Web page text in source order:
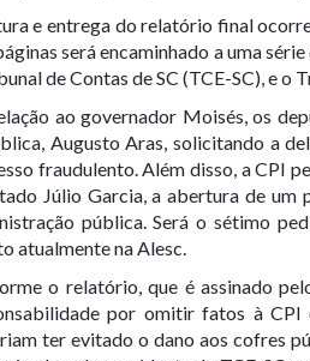
e entrega do relatório final
será encaminhado a uma
de Contas de SC (TCE-SC), e o
ao governador Moisés, os
Augusto Aras, solicitando a
fraudulento. Além disso, a CPI
Júlio Garcia, a abertura de um
pública. Será o sétimo
atualmente na Alesc.
o relatório, que é assinado
por omitir fatos à CPI
ter evitado o dano aos cofres